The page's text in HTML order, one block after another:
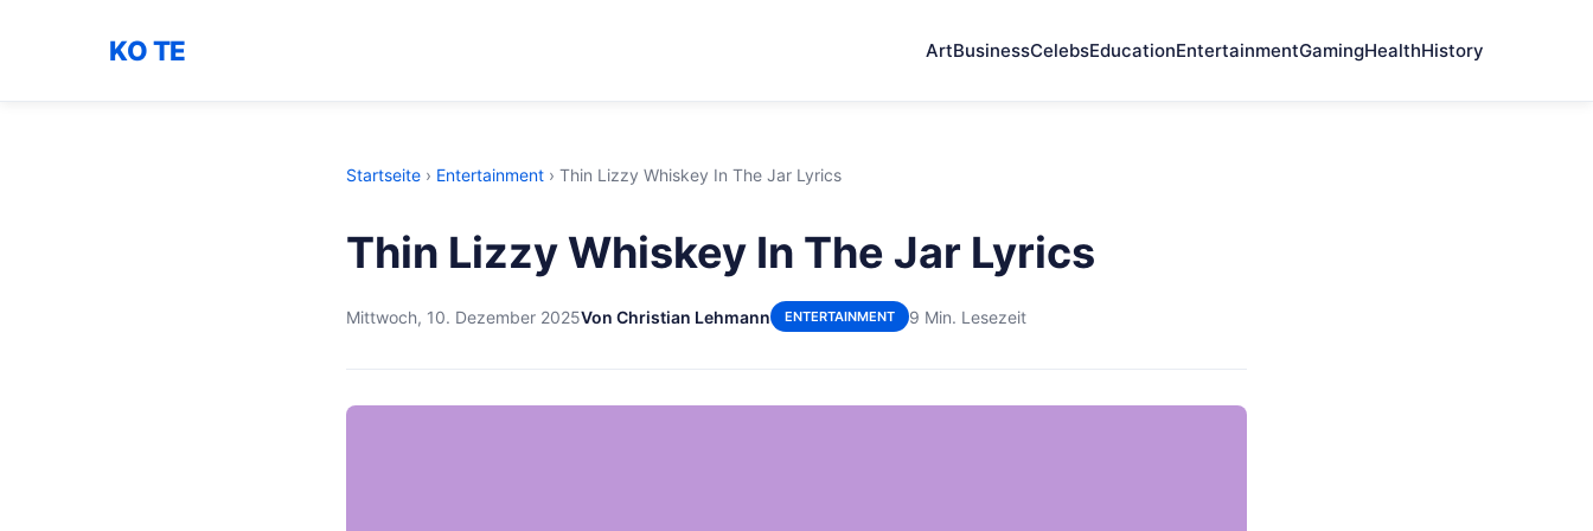
KO TE ArtBusinessCelebsEducationEntertainmentGamingHealthHistory
Startseite › Entertainment › Thin Lizzy Whiskey In The Jar Lyrics
Thin Lizzy Whiskey In The Jar Lyrics
Mittwoch, 10. Dezember 2025Von Christian Lehmann ENTERTAINMENT 9 Min. Lesezeit